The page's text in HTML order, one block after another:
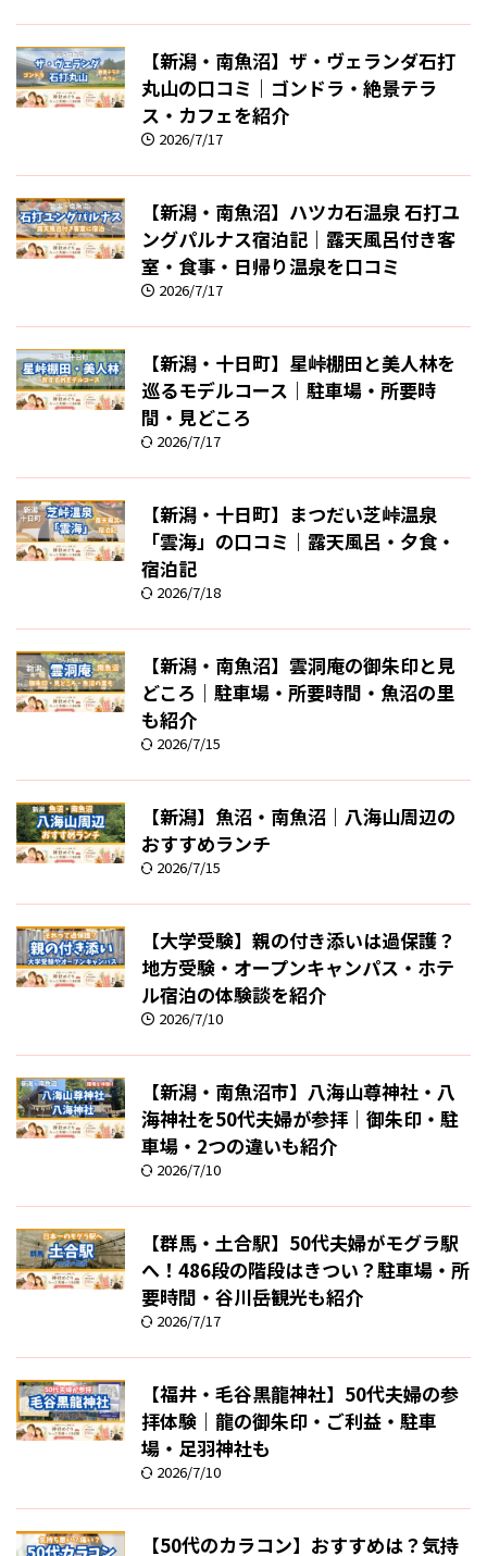
【新潟・南魚沼】ザ・ヴェランダ石打
丸山の口コミ｜ゴンドラ・絶景テラ
ス・カフェを紹介
2026/7/17
【新潟・南魚沼】ハツカ石温泉 石打ユ
ングパルナス宿泊記｜露天風呂付き客
室・食事・日帰り温泉を口コミ
2026/7/17
【新潟・十日町】星峠棚田と美人林を
巡るモデルコース｜駐車場・所要時
間・見どころ
2026/7/17
【新潟・十日町】まつだい芝峠温泉
「雲海」の口コミ｜露天風呂・夕食・
宿泊記
2026/7/18
【新潟・南魚沼】雲洞庵の御朱印と見
どころ｜駐車場・所要時間・魚沼の里
も紹介
2026/7/15
【新潟】魚沼・南魚沼｜八海山周辺の
おすすめランチ
2026/7/15
【大学受験】親の付き添いは過保護？
地方受験・オープンキャンパス・ホテ
ル宿泊の体験談を紹介
2026/7/10
【新潟・南魚沼市】八海山尊神社・八
海神社を50代夫婦が参拝｜御朱印・駐
車場・2つの違いも紹介
2026/7/10
【群馬・土合駅】50代夫婦がモグラ駅
へ！486段の階段はきつい？駐車場・所
要時間・谷川岳観光も紹介
2026/7/17
【福井・毛谷黒龍神社】50代夫婦の参
拝体験｜龍の御朱印・ご利益・駐車
場・足羽神社も
2026/7/10
【50代のカラコン】おすすめは？気持